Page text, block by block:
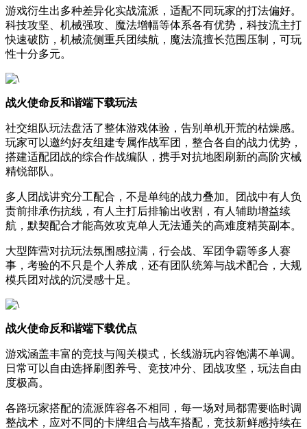
游戏衍生出多种差异化实战流派，适配不同玩家的打法偏好。
科技攻坚、机械强攻、魔法增幅等体系各有优势，科技流主打
快速破防，机械流侧重兵团续航，魔法流擅长范围压制，可玩
性十分多元。
战火使命反和谐端下载玩法
社交组队玩法盘活了整体游戏体验，告别单机开荒的枯燥感。
玩家可以邀约好友组建专属作战军团，整合各自的战力优势，
搭建适配团战的综合作战编队，携手对抗地图刷新的高阶灾械
精锐部队。
多人团战讲究分工配合，不是单纯的战力叠加。团战中有人负
责前排承伤抗线，有人主打后排输出收割，有人辅助增益续
航，默契配合才能高效攻克单人无法通关的高难度精英副本。
大型阵营对抗玩法氛围感拉满，行会战、军团争霸等多人赛
事，考验的不只是个人养成，还有团队统筹与战术配合，大规
模兵团对战的沉浸感十足。
战火使命反和谐端下载优点
游戏涵盖丰富的竞技与闯关模式，长线游玩内容饱满不单调。
日常可以自由选择刷图养号、竞技冲分、团战攻坚，玩法自由
度极高。
各路玩家搭配的流派阵容各不相同，每一场对局都需要临时调
整战术，应对不同的卡牌组合与战车搭配，竞技新鲜感持续在